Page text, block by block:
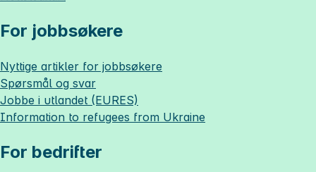
For jobbsøkere
Nyttige artikler for jobbsøkere
Spørsmål og svar
Jobbe i utlandet (EURES)
Information to refugees from Ukraine
For bedrifter